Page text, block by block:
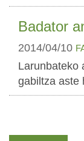
Badator
2014/04/10
Larunbateko
gabiltza aste